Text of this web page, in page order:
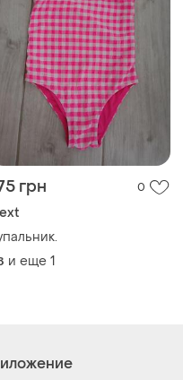
грн 0
и еще 1